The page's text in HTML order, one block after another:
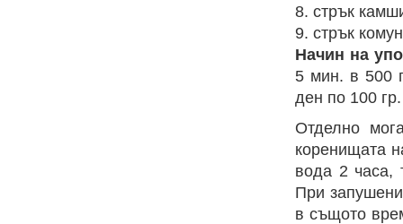
8. стрък
9. стрък
Начин на
5 мин. в 500
ден по 100
Отделно
коренищата
вода 2 часа,
При
в същото